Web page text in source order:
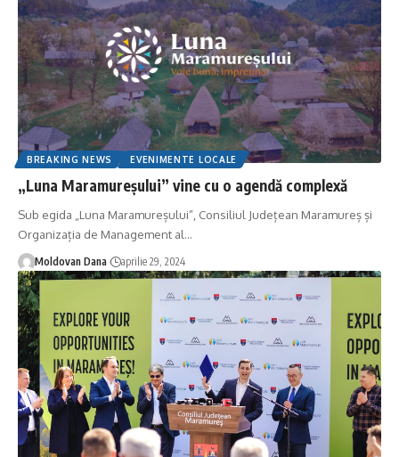
BREAKING NEWS EVENIMENTE LOCALE
„Luna Maramureșului” vine cu o agendă complexă
Sub egida „Luna Maramureșului”, Consiliul Județean Maramureș și
Organizația de Management al…
Moldovan Dana aprilie 29, 2024